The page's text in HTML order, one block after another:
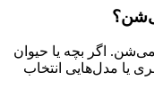
می‌شن. اگر بچه یا حیوان
یا مدل‌هایی انتخاب